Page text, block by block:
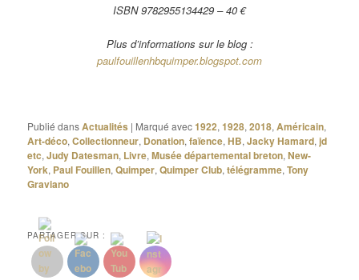
ISBN 9782955134429 – 40 €
Plus d’informations sur le blog :
paulfouillenhbquimper.blogspot.com
Publié dansActualités | Marqué avec1922,1928,2018,Américain,
Art-déco,Collectionneur, Donation,faïence,HB,Jacky Hamard,jd
etc,Judy Datesman, Livre,Musée départemental breton,New-
York, Paul Fouillen,Quimper,Quimper Club,télégramme,Tony
Graviano
PARTAGER SUR :